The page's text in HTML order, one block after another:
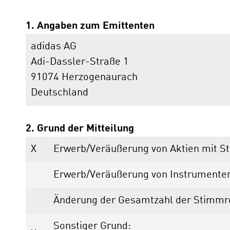
1. Angaben zum Emittenten
adidas AG
Adi-Dassler-Straße 1
91074 Herzogenaurach
Deutschland
2. Grund der Mitteilung
X
Erwerb/Veräußerung von Aktien mit
Erwerb/Veräußerung von
Änderung der Gesamtzahl der
Sonstiger Grund: